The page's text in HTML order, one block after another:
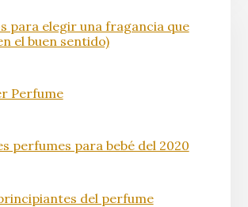
para elegir una fragancia que
el buen sentido)
Perfume
perfumes para bebé del 2020
del perfume